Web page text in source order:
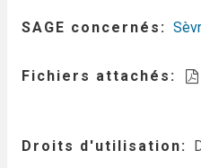
SAGE concernés
Fichiers attachés
Droits d'utilisation